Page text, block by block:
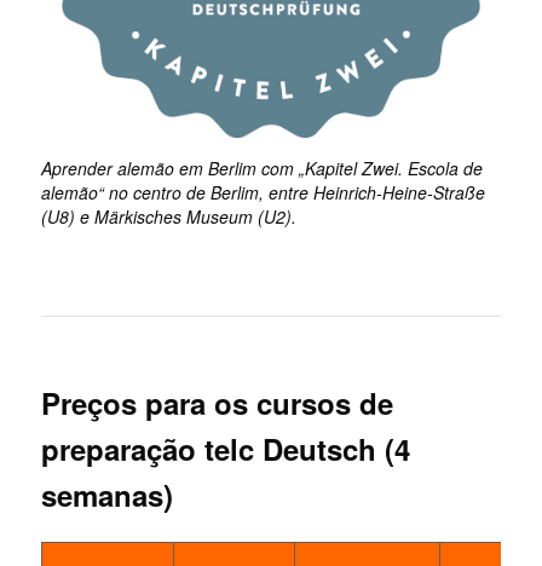
Aprender alemão em Berlim com „Kapitel Zwei. Escola de
alemão“ no centro de Berlim, entre Heinrich-Heine-Straße
(U8) e Märkisches Museum (U2).
Preços para os cursos de
preparação telc Deutsch (4
semanas)